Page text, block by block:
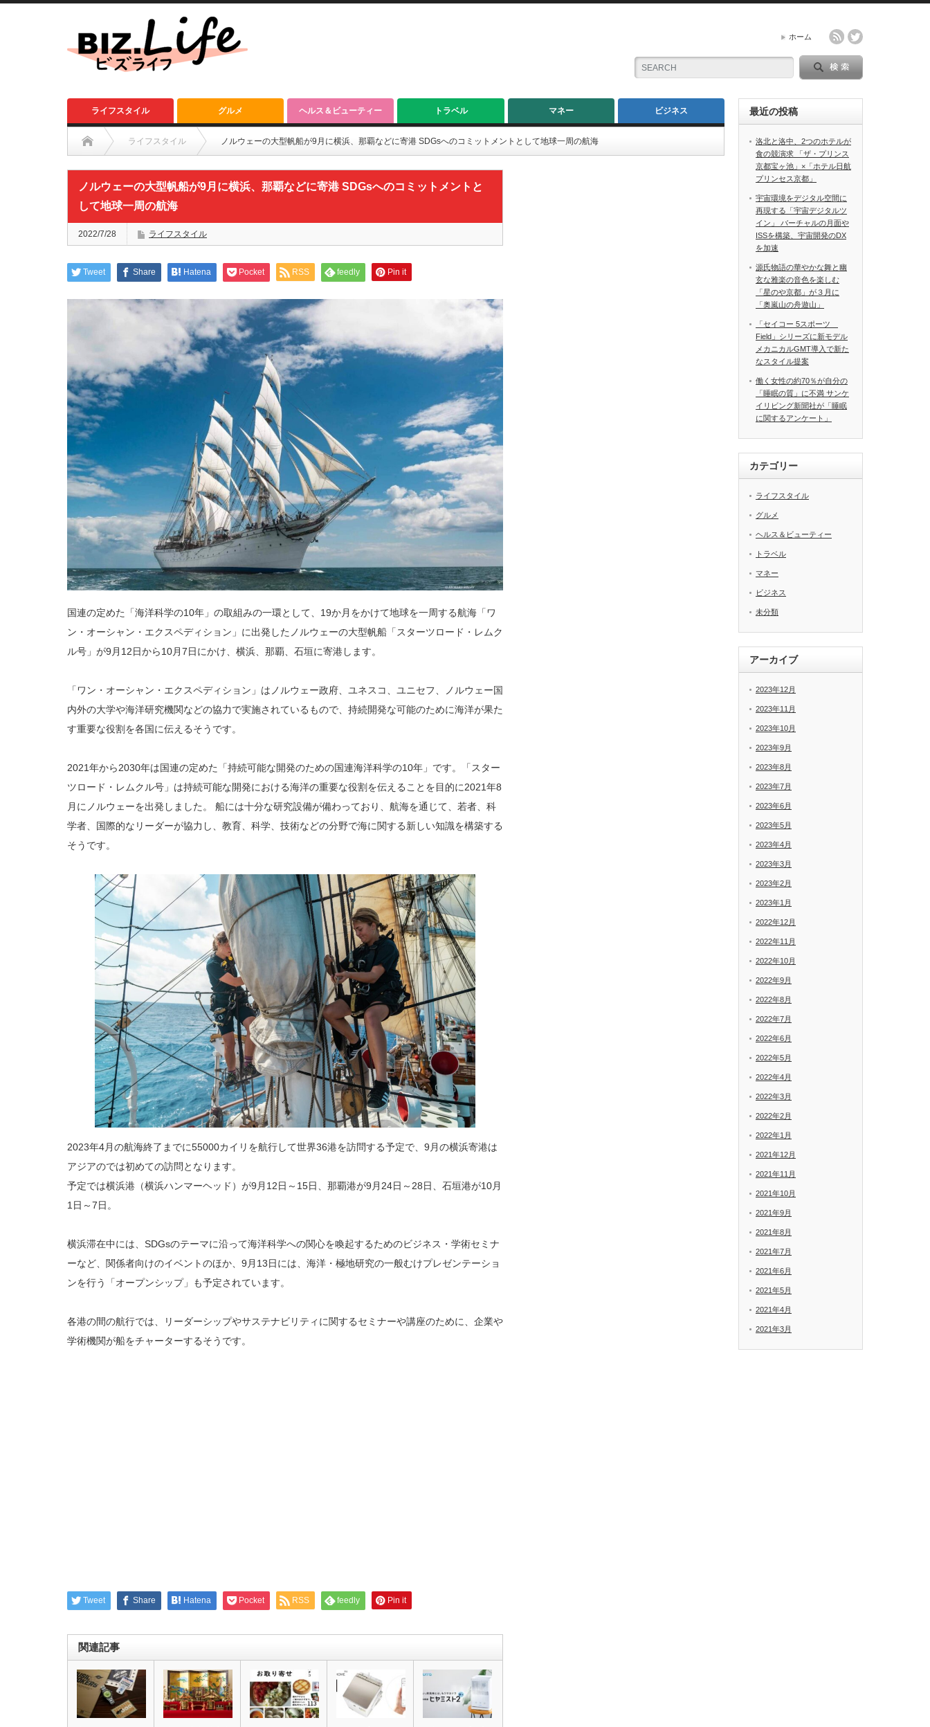
ホーム
ライフスタイル グルメ ヘルス＆ビューティー トラベル マネー ビジネス
ライフスタイル ノルウェーの大型帆船が9月に横浜、那覇などに寄港 SDGsへのコミットメントとして地球一周の航海
ノルウェーの大型帆船が9月に横浜、那覇などに寄港 SDGsへのコミットメントと
して地球一周の航海
2022/7/28 ライフスタイル
Tweet Share Hatena Pocket RSS feedly Pin it
国連の定めた「海洋科学の10年」の取組みの一環として、19か月をかけて地球を一周する航海「ワ
ン・オーシャン・エクスペディション」に出発したノルウェーの大型帆船「スターツロード・レムク
ル号」が9月12日から10月7日にかけ、横浜、那覇、石垣に寄港します。
「ワン・オーシャン・エクスペディション」はノルウェー政府、ユネスコ、ユニセフ、ノルウェー国
内外の大学や海洋研究機関などの協力で実施されているもので、持続開発な可能のために海洋が果た
す重要な役割を各国に伝えるそうです。
2021年から2030年は国連の定めた「持続可能な開発のための国連海洋科学の10年」です。「スター
ツロード・レムクル号」は持続可能な開発における海洋の重要な役割を伝えることを目的に2021年8
月にノルウェーを出発しました。 船には十分な研究設備が備わっており、航海を通じて、若者、科
学者、国際的なリーダーが協力し、教育、科学、技術などの分野で海に関する新しい知識を構築する
そうです。
2023年4月の航海終了までに55000カイリを航行して世界36港を訪問する予定で、9月の横浜寄港は
アジアのでは初めての訪問となります。
予定では横浜港（横浜ハンマーヘッド）が9月12日～15日、那覇港が9月24日～28日、石垣港が10月
1日～7日。
横浜滞在中には、SDGsのテーマに沿って海洋科学への関心を喚起するためのビジネス・学術セミナ
ーなど、関係者向けのイベントのほか、9月13日には、海洋・極地研究の一般むけプレゼンテーショ
ンを行う「オープンシップ」も予定されています。
各港の間の航行では、リーダーシップやサステナビリティに関するセミナーや講座のために、企業や
学術機関が船をチャーターするそうです。
Tweet Share Hatena Pocket RSS feedly Pin it
関連記事
最近の投稿
洛北と洛中、2つのホテルが
食の競演求 「ザ・プリンス
京都宝ヶ池」×「ホテル日航
プリンセス京都」
宇宙環境をデジタル空間に
再現する「宇宙デジタルツ
イン」 バーチャルの月面や
ISSを構築、宇宙開発のDX
を加速
源氏物語の華やかな舞と幽
玄な雅楽の音色を楽しむ
「星のや京都」が３月に
「奥嵐山の舟遊山」
「セイコー 5スポーツ
Field」シリーズに新モデル
メカニカルGMT導入で新た
なスタイル提案
働く女性の約70％が自分の
「睡眠の質」に不満 サンケ
イリビング新聞社が「睡眠
に関するアンケート」
カテゴリー
ライフスタイル
グルメ
ヘルス＆ビューティー
トラベル
マネー
ビジネス
未分類
アーカイブ
2023年12月
2023年11月
2023年10月
2023年9月
2023年8月
2023年7月
2023年6月
2023年5月
2023年4月
2023年3月
2023年2月
2023年1月
2022年12月
2022年11月
2022年10月
2022年9月
2022年8月
2022年7月
2022年6月
2022年5月
2022年4月
2022年3月
2022年2月
2022年1月
2021年12月
2021年11月
2021年10月
2021年9月
2021年8月
2021年7月
2021年6月
2021年5月
2021年4月
2021年3月